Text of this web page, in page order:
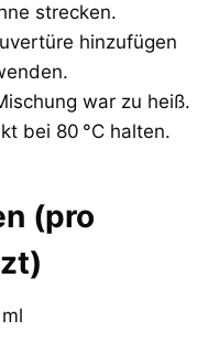
strecken.
hinzufügen
war zu heiß.
bei 80 °C halten.
(pro